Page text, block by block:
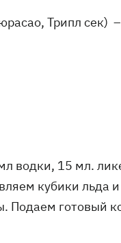
Трипл сек)
водки, 15 мл.
кубики льда
Подаем готовый